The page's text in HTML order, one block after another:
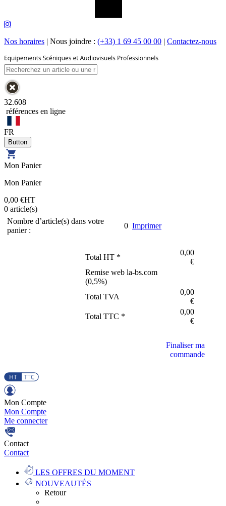
Nos horaires | Nous joindre : (+33) 1 69 45 00 00 | Contactez-nous
32.608
références en ligne
FR
Mon Panier
Mon Panier
0,00 €HT
0 article(s)
Nombre d’article(s) dans votre
panier :
0 Imprimer
Total HT *
0,00
€
Remise web la-bs.com
(0,5%)
Total TVA
0,00
€
Total TTC *
0,00
€
Finaliser ma
commande
Mon Compte
Mon Compte
Me connecter
Contact
Contact
LES OFFRES DU MOMENT
NOUVEAUTÉS
Retour